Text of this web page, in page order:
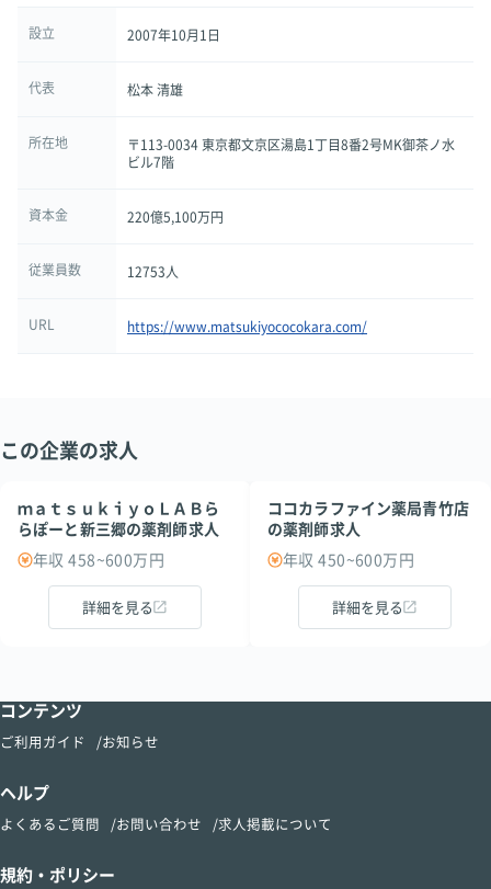
設立 2007年10月1日
代表 松本 清雄
所在地
〒113-0034 東京都文京区湯島1丁目8番2号MK御茶ノ水
ビル7階
資本金 220億5,100万円
従業員数 12753人
URL https://www.matsukiyococokara.com/
この企業の求人
ｍａｔｓｕｋｉｙｏＬＡＢら
らぽーと新三郷の薬剤師求人
年収 458~600万円
詳細を見る
ココカラファイン薬局青竹店
の薬剤師求人
年収 450~600万円
詳細を見る
コンテンツ
ご利用ガイド お知らせ
ヘルプ
よくあるご質問 お問い合わせ 求人掲載について
規約・ポリシー